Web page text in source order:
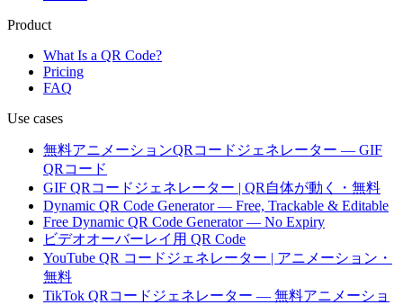
Product
What Is a QR Code?
Pricing
FAQ
Use cases
無料アニメーションQRコードジェネレーター — GIF
QRコード
GIF QRコードジェネレーター | QR自体が動く・無料
Dynamic QR Code Generator — Free, Trackable & Editable
Free Dynamic QR Code Generator — No Expiry
ビデオオーバーレイ用 QR Code
YouTube QR コードジェネレーター | アニメーション・
無料
TikTok QRコードジェネレーター — 無料アニメーショ